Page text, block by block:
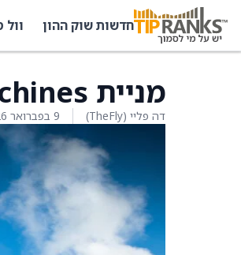
חדשות שוק ההון וול
מניית Intuitive Machines עולה ב-11.4%
דה פליי (TheFly) 9 בפברואר 2026